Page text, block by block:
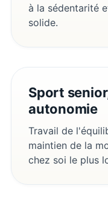
à la sédentarité
solide.
Sport
autonomie
Travail de
maintien de la
chez soi le plus